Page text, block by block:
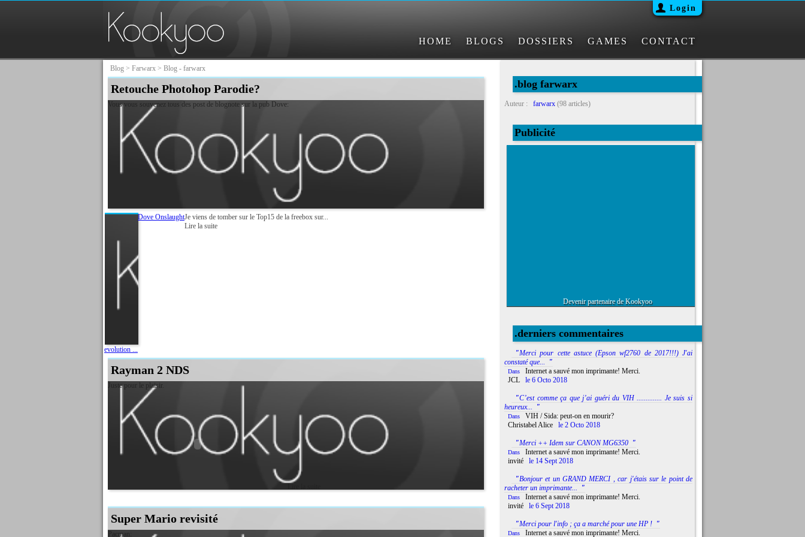
Login
HOME BLOGS DOSSIERS GAMES CONTACT
Blog > Farwarx > Blog - farwarx
Retouche Photohop Parodie?
Vous vous souvenez tous des post de blognote sur la pub Dove:
evolution ...
Dove OnslaughtJe viens de tomber sur le Top15 de la freebox sur...
Lire la suite
Rayman 2 NDS
Juste pour le plaisir.
Super Mario revisité
Pacman:
.blog farwarx
Auteur : farwarx (98 articles)
Publicité
Devenir partenaire de Kookyoo
.derniers commentaires
"Merci pour cette astuce (Epson wf2760 de 2017!!!) J'ai
constaté que...
"
Dans
Internet a sauvé mon imprimante! Merci.
JCL
le 6 Octo 2018
"C’est comme ça que j’ai guéri du VIH .............. Je suis si
heureux...
"
Dans
VIH / Sida: peut-on en mourir?
Christabel Alice
le 2 Octo 2018
"Merci ++ Idem sur CANON MG6350 "
Dans
Internet a sauvé mon imprimante! Merci.
invité
le 14 Sept 2018
"Bonjour et un GRAND MERCI , car j'étais sur le point de
racheter un imprimante...
"
Dans
Internet a sauvé mon imprimante! Merci.
invité
le 6 Sept 2018
"Merci pour l'info ; ça a marché pour une HP ! "
Dans
Internet a sauvé mon imprimante! Merci.